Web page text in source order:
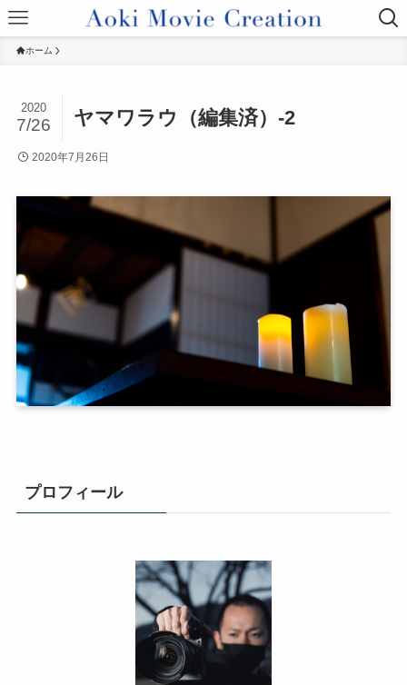
ホーム
ヤマワラウ（編集済）-2
2020
7/26
2020年7月26日
プロフィール